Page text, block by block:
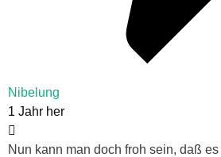
Nibelung
1 Jahr her
Nun kann man doch froh sein, daß